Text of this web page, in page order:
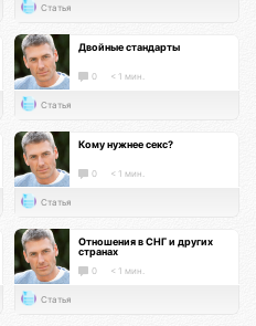
Статья
Двойные стандарты
0 < 1 мин.
Статья
Кому нужнее секс?
0 < 1 мин.
Статья
Отношения в СНГ и других
странах
0 < 1 мин.
Статья